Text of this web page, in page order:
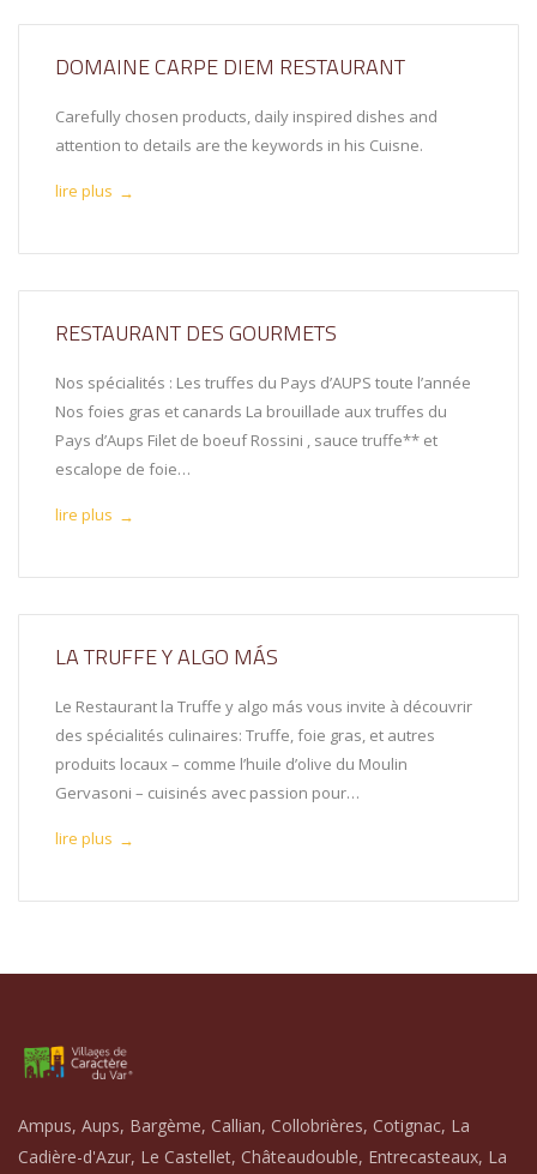
DOMAINE CARPE DIEM RESTAURANT
Carefully chosen products, daily inspired dishes and
attention to details are the keywords in his Cuisne.
lire plus →
RESTAURANT DES GOURMETS
Nos spécialités : Les truffes du Pays d’AUPS toute l’année
Nos foies gras et canards La brouillade aux truffes du
Pays d’Aups Filet de boeuf Rossini , sauce truffe** et
escalope de foie…
lire plus →
LA TRUFFE Y ALGO MÁS
Le Restaurant la Truffe y algo más vous invite à découvrir
des spécialités culinaires: Truffe, foie gras, et autres
produits locaux – comme l’huile d’olive du Moulin
Gervasoni – cuisinés avec passion pour…
lire plus →
Ampus, Aups, Bargème, Callian, Collobrières, Cotignac, La
Cadière-d'Azur, Le Castellet, Châteaudouble, Entrecasteaux, La